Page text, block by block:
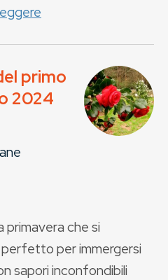
primo
2024
primavera che si
per immergersi
sapori inconfondibili